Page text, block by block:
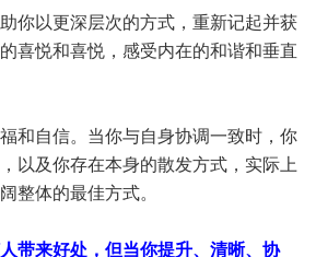
你以更深层次的方式，重新记起并获
喜悦和喜悦，感受内在的和谐和垂直
和自信。当你与自身协调一致时，你
以及你存在本身的散发方式，实际上
整体的最佳方式。
带来好处，但当你提升、清晰、协